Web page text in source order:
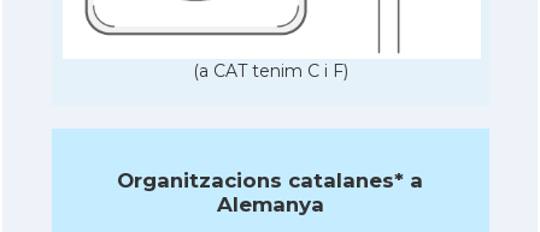
(a CAT tenim C i F)
Organitzacions catalanes* a
Alemanya